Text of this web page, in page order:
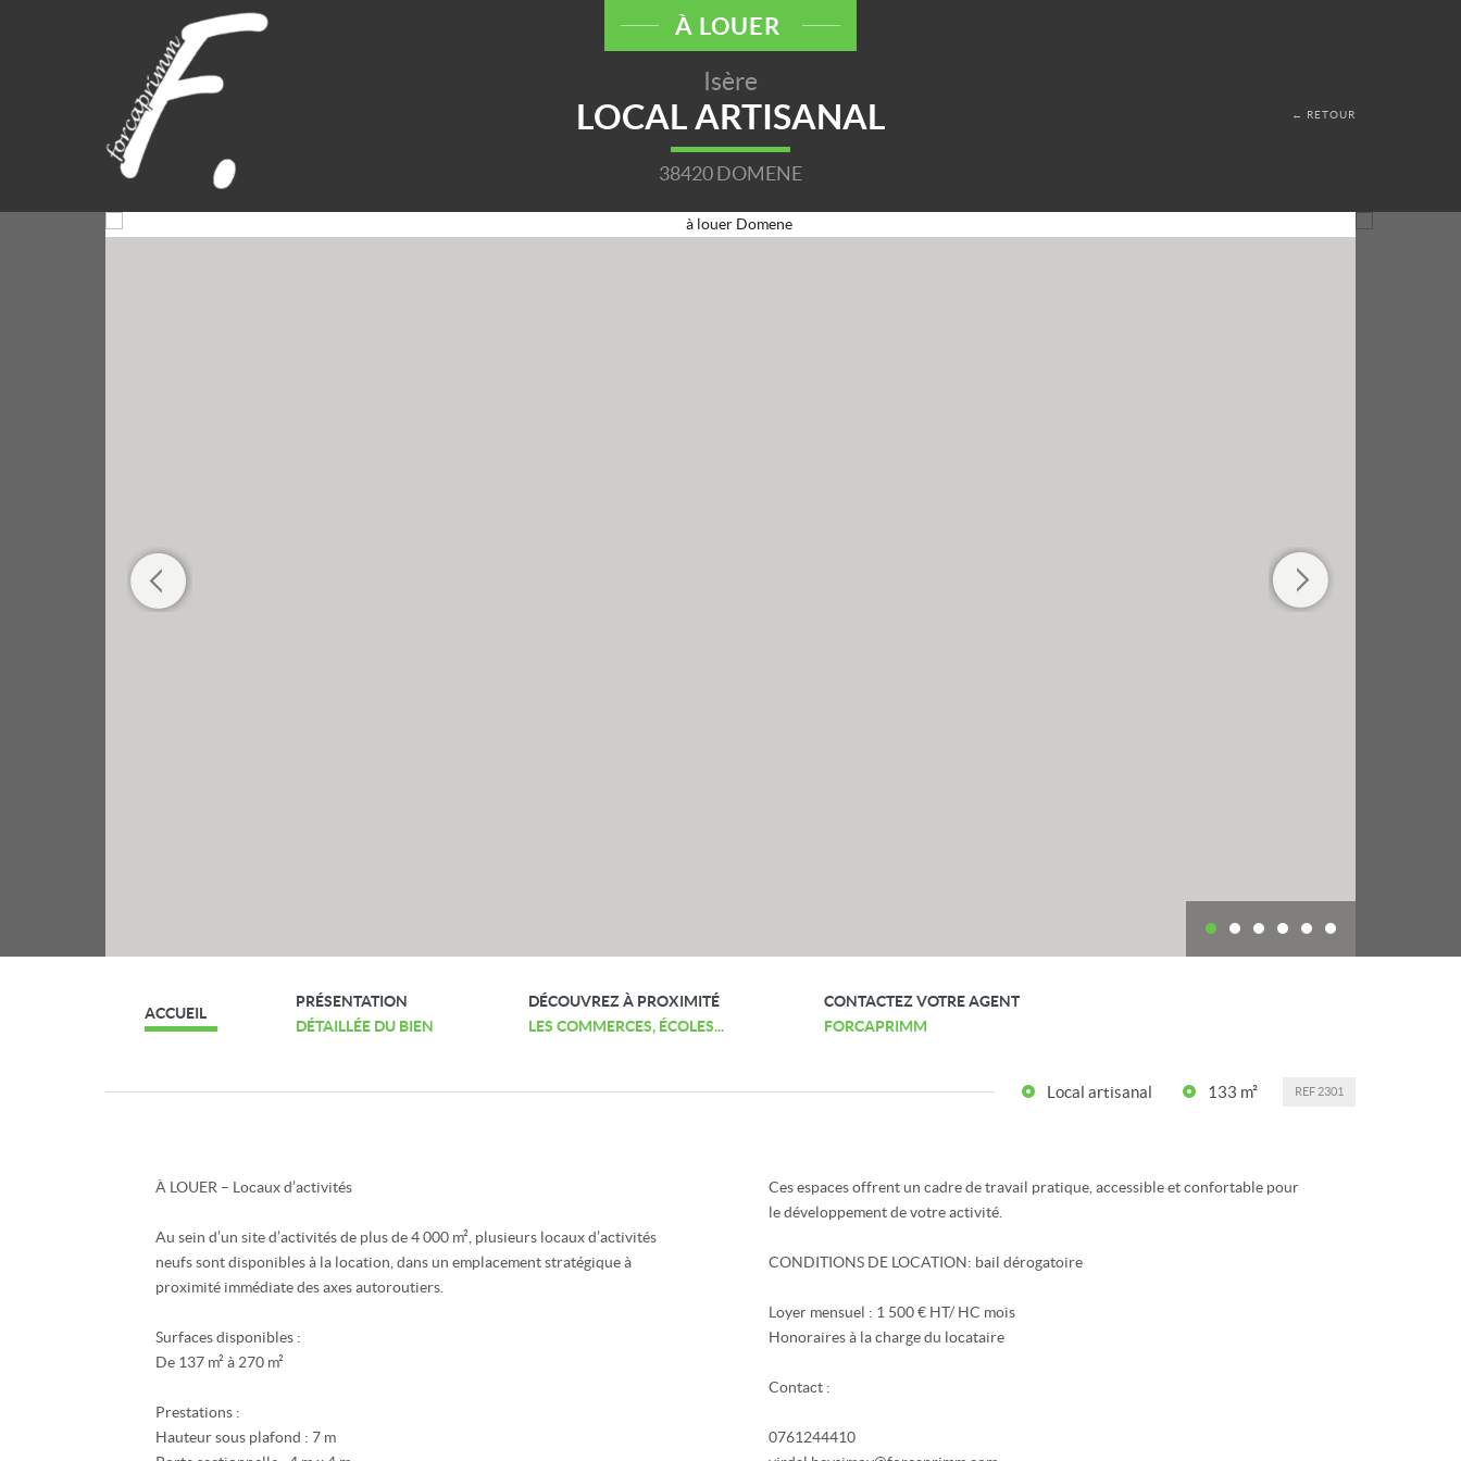
← RETOUR
À LOUER
Isère
LOCAL ARTISANAL
38420 DOMENE
ACCUEIL
PRÉSENTATION
DÉTAILLÉE DU BIEN
DÉCOUVREZ À PROXIMITÉ
LES COMMERCES, ÉCOLES...
CONTACTEZ VOTRE AGENT
FORCAPRIMM
Local artisanal 133 m² REF 2301
À LOUER – Locaux d’activités
Au sein d’un site d’activités de plus de 4 000 m², plusieurs locaux d’activités
neufs sont disponibles à la location, dans un emplacement stratégique à
proximité immédiate des axes autoroutiers.
Surfaces disponibles :
De 137 m² à 270 m²
Prestations :
Hauteur sous plafond : 7 m
Ces espaces offrent un cadre de travail pratique, accessible et confortable pour
le développement de votre activité.
CONDITIONS DE LOCATION: bail dérogatoire
Loyer mensuel : 1 500 € HT/ HC mois
Honoraires à la charge du locataire
Contact :
0761244410